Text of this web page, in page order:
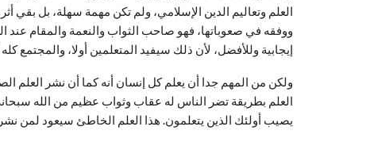
العلم وتعاليم الدين الإسلامي، ولم تكن مهمة سهلة، بل بقي
ووفقه في صعوباتها، فهو صاحب الثواب والنعمة والمقام عند
إيجابية وللأفضل، لأن ذلك سيفيد المتعلمين أولا، والمجتمع
ولكن من المهم جدا أن يعلم كل إنسان أنه كما أن نشر العلم
العلم بطريقة تضر الناس له عقاب وثواب عظيم من الله
يصيب أولئك الذين يتعلمون. هذا العلم الخاطئ سيعود لمن